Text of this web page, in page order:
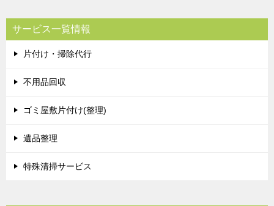
サービス一覧情報
片付け・掃除代行
不用品回収
ゴミ屋敷片付け(整理)
遺品整理
特殊清掃サービス